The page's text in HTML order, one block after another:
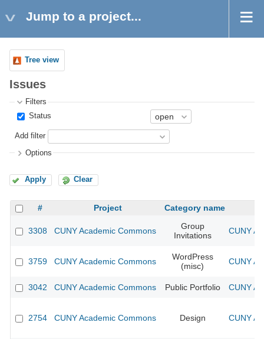
Jump to a project...
Tree view
Issues
Filters
Status
Add filter
Options
Apply Clear
# Project Category name
3308 CUNY Academic Commons
Group
Invitations
CUNY
3759 CUNY Academic Commons
WordPress
(misc)
CUNY
3042 CUNY Academic Commons Public Portfolio CUNY
2754 CUNY Academic Commons Design CUNY